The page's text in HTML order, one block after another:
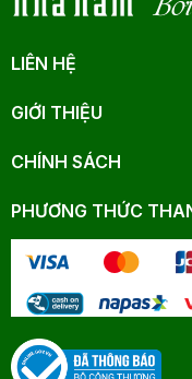
LIÊN HỆ
GIỚI THIỆU
CHÍNH SÁCH
PHƯƠNG THỨC